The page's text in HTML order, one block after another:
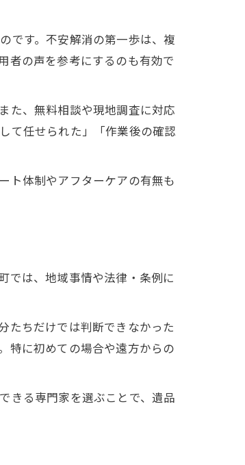
です。不安解消の第一歩は、複
者の声を参考にするのも有効で
た、無料相談や現地調査に対応
て任せられた」「作業後の確認
ト体制やアフターケアの有無も
では、地域事情や法律・条例に
たちだけでは判断できなかった
特に初めての場合や遠方からの
きる専門家を選ぶことで、遺品